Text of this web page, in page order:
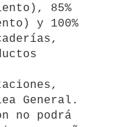
85%
y 100%
General.
no podrá